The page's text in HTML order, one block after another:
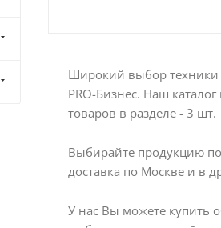
Широкий выбор техники
PRO-Бизнес. Наш
товаров в разделе - 3 шт.
Выбирайте продукцию по
доставка по Москве и в
У нас Вы можете купить